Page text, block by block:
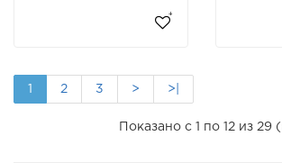
1 2 3 > >|
Показано с 1 по 12 из 29